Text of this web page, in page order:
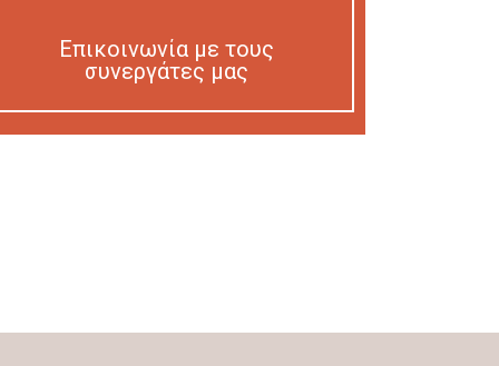
Επικοινωνία με τους
συνεργάτες μας